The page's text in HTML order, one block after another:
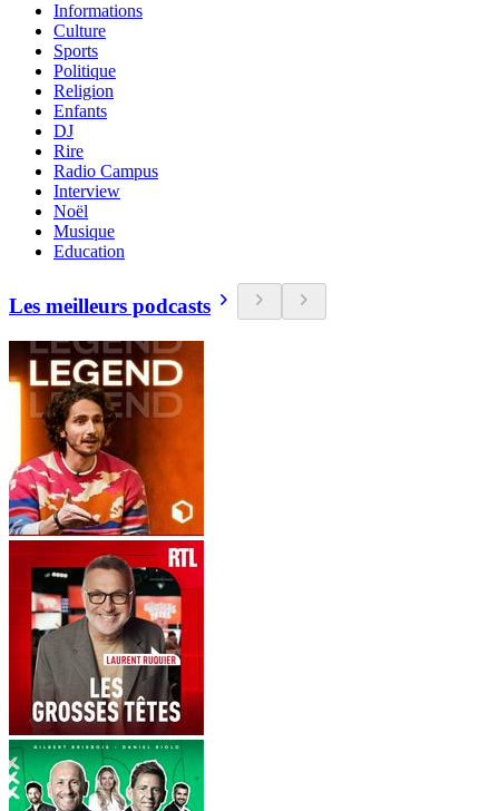
Informations
Culture
Sports
Politique
Religion
Enfants
DJ
Rire
Radio Campus
Interview
Noël
Musique
Education
Les meilleurs podcasts